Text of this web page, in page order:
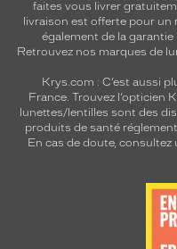
faites vous livrer
livraison est offerte pour un
également de la
Retrouvez nos marques de
Krys.com : C’est aussi
France. Trouvez l’opticien
lunettes/lentilles sont des
produits de santé
En cas de doute,